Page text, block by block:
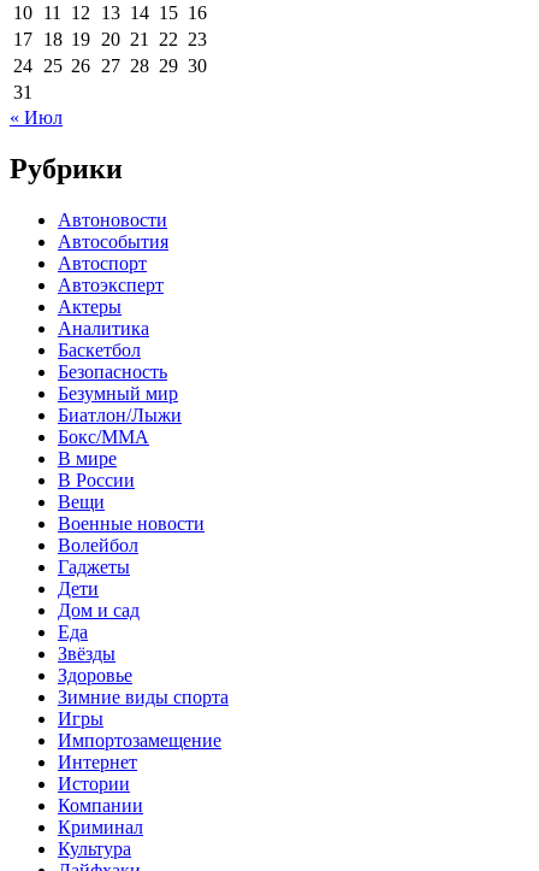
10 11 12 13 14 15 16
17 18 19 20 21 22 23
24 25 26 27 28 29 30
31
« Июл
Рубрики
Автоновости
Автособытия
Автоспорт
Автоэксперт
Актеры
Аналитика
Баскетбол
Безопасность
Безумный мир
Биатлон/Лыжи
Бокс/MMA
В мире
В России
Вещи
Военные новости
Волейбол
Гаджеты
Дети
Дом и сад
Еда
Звёзды
Здоровье
Зимние виды спорта
Игры
Импортозамещение
Интернет
Истории
Компании
Криминал
Культура